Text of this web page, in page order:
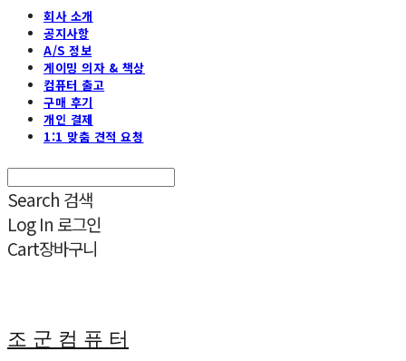
회사 소개
공지사항
A/S 정보
게이밍 의자 & 책상
컴퓨터 출고
구매 후기
개인 결제
1:1 맞춤 견적 요청
Search 검색
Log In 로그인
Cart장바구니
조 군 컴 퓨 터